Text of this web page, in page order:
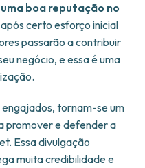
boa reputação no
certo esforço inicial
passarão a contribuir
negócio, e essa é uma
engajados, tornam-se um
promover e defender a
Essa divulgação
muita credibilidade e